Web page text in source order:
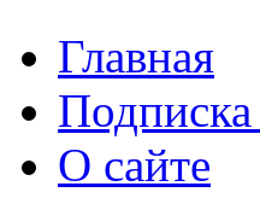
Главная
О сайте